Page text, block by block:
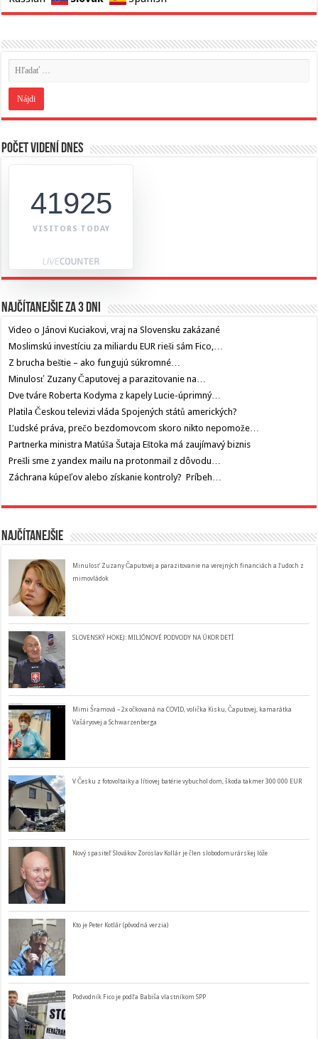
Počet videní dnes
41925
VISITORS TODAY
Najčítanejšie za 3 dni
Video o Jánovi Kuciakovi, vraj na Slovensku zakázané
Moslimskú investíciu za miliardu EUR rieši sám Fico,…
Z brucha beštie – ako fungujú súkromné…
Minulosť Zuzany Čaputovej a parazitovanie na…
Dve tváre Roberta Kodyma z kapely Lucie-úprimný…
Platila Českou televizi vláda Spojených států amerických?
Ľudské práva, prečo bezdomovcom skoro nikto nepomože…
Partnerka ministra Matúša Šutaja Eštoka má zaujímavý biznis
Prešli sme z yandex mailu na protonmail z dôvodu…
Záchrana kúpeľov alebo získanie kontroly? Príbeh…
Najčítanejšie
Minulosť Zuzany Čaputovej a parazitovanie na verejných financiách a ľudoch z
mimovládok
SLOVENSKÝ HOKEJ: MILIÓNOVÉ PODVODY NA ÚKOR DETÍ
Mimi Šramová – 2x očkovaná na COVID, volička Kisku, Čaputovej, kamarátka
Vašáryovej a Schwarzenberga
V Česku z fotovoltaiky a lítiovej batérie vybuchol dom, škoda takmer 300 000 EUR
Nový spasiteľ Slovákov Zoroslav Kollár je člen slobodomurárskej lóže
Kto je Peter Kotlár (pôvodná verzia)
Podvodník Fico je podľa Babiša vlastníkom SPP